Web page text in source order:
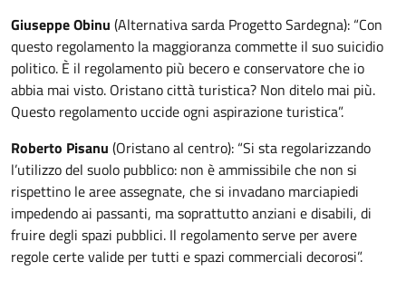
Giuseppe Obinu (Alternativa sarda Progetto Sardegna): “Con
questo regolamento la maggioranza commette il suo suicidio
politico. È il regolamento più becero e conservatore che io
abbia mai visto. Oristano città turistica? Non ditelo mai più.
Questo regolamento uccide ogni aspirazione turistica”.
Roberto Pisanu (Oristano al centro): “Si sta regolarizzando
l’utilizzo del suolo pubblico: non è ammissibile che non si
rispettino le aree assegnate, che si invadano marciapiedi
impedendo ai passanti, ma soprattutto anziani e disabili, di
fruire degli spazi pubblici. Il regolamento serve per avere
regole certe valide per tutti e spazi commerciali decorosi”.